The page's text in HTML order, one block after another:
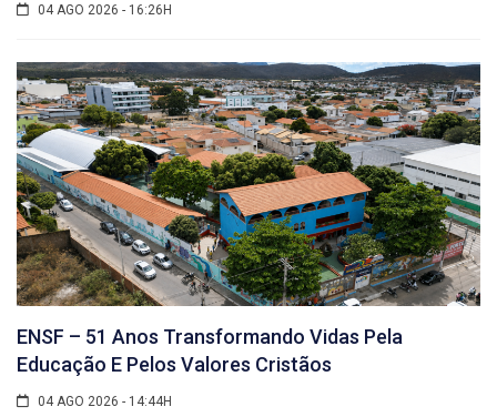
04 AGO 2026 - 16:26H
ENSF – 51 Anos Transformando Vidas Pela
Educação E Pelos Valores Cristãos
04 AGO 2026 - 14:44H